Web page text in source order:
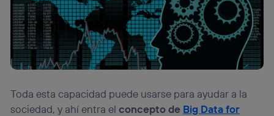
Toda esta capacidad puede usarse para ayudar a la
sociedad, y ahí entra elconcepto de Big Data for